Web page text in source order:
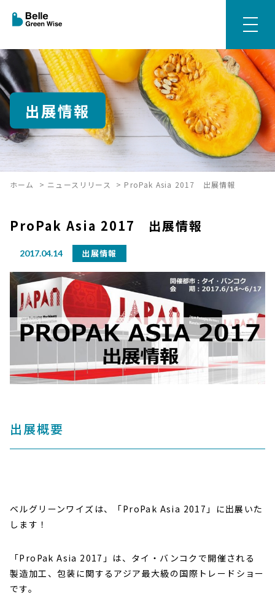
出展情報
ホーム > ニュースリリース > ProPak Asia 2017 出展情報
ProPak Asia 2017 出展情報
2017.04.14 出展情報
出展概要
ベルグリーンワイズは、「ProPak Asia 2017」に出展いた
します！
「ProPak Asia 2017」は、タイ・バンコクで開催される
製造加工、包装に関するアジア最大級の国際トレードショー
です。